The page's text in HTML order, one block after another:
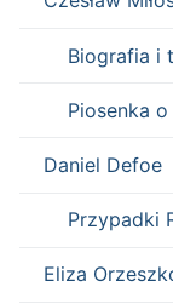
Biografia i
Piosenka
Daniel Defoe
Przypadki
Eliza